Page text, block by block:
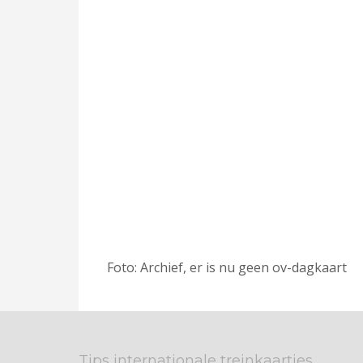
Foto: Archief, er is nu geen ov-dagkaart